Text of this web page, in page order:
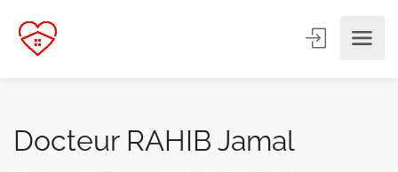
Docteur RAHIB Jamal